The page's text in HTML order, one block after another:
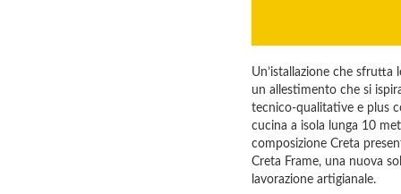
Un’istallazione che
un allestimento che si
tecnico-qualitative e plus
cucina a isola lunga 10
composizione Creta
Creta Frame, una nuova
lavorazione artigianale.